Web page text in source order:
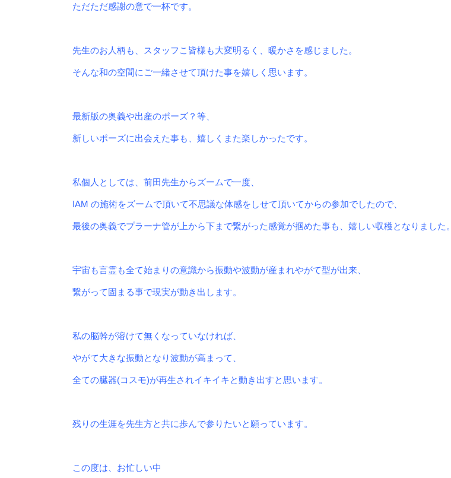
ただただ感謝の意で一杯です。
先生のお人柄も、スタッフこ皆様も大変明るく、 暖かさを感じました。
そんな和の空間にご一緒させて頂けた事を嬉しく思います。
最新版の奥義や出産のポーズ？等、
新しいポーズに出会えた事も、 嬉しくまた楽しかったです。
私個人としては、前田先生からズームで一度、
IAM の施術をズームで頂いて不思議な体感をしせて頂いてからの参加でしたので、
最後の奥義でプラーナ管が上から下まで繋がった感覚が掴めた事も 、嬉しい収穫となりました。
宇宙も言霊も全て始まりの意識から振動や波動が産まれやがて型が出来、
繋がって固まる事で現実が動き出します。
私の脳幹が溶けて無くなっていなければ、
やがて大きな振動となり波動が高まって、
全ての臓器(コスモ)が再生されイキイキと動き出すと思います。
残りの生涯を先生方と共に歩んで参りたいと願っています。
この度は、お忙しい中